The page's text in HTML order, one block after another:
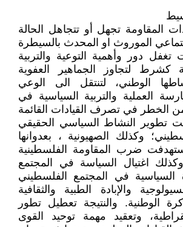
المقاومة تجهل أو تتجاهل الحالة
الموروث او المحدث بالسيطرة
تغفل دور وأهمية التوعية والتربية
كشرط لتجاوز الجماهير العفوية
الوطني، لتنتقل الى الوعي
العملية والتربية السياسية في
الخطر في تصرف القيادات القائمة
تطوير النشاط السياسي الحقيقي
وكذلك الصهيونية ، بعدوانها
ضرب المقاومة الفلسطينية
اغتيال السياسة في المجتمع
السياسية في المجتمع الفلسطيني
والإبادة الطبية والثقافية
الوطنية. والنتيجة تعطيل تطور
وتعقيد مهمة توحيد القوى